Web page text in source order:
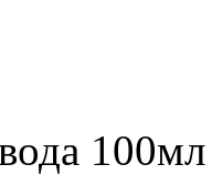
100мл